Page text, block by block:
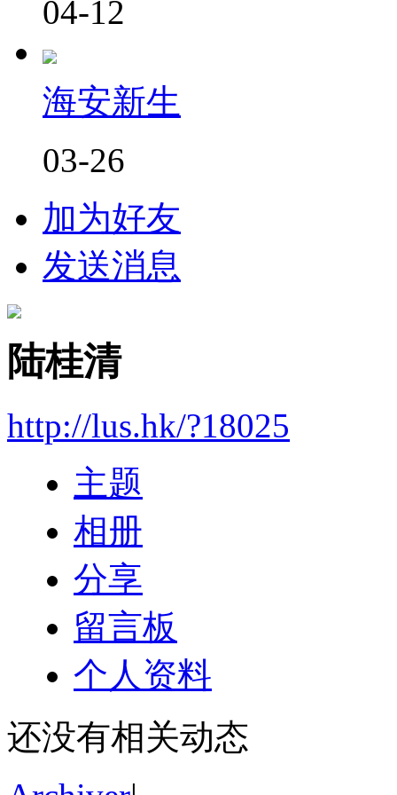
04-12
海安新生
03-26
加为好友
发送消息
陆桂清
http://lus.hk/?18025
主题
相册
分享
留言板
个人资料
还没有相关动态